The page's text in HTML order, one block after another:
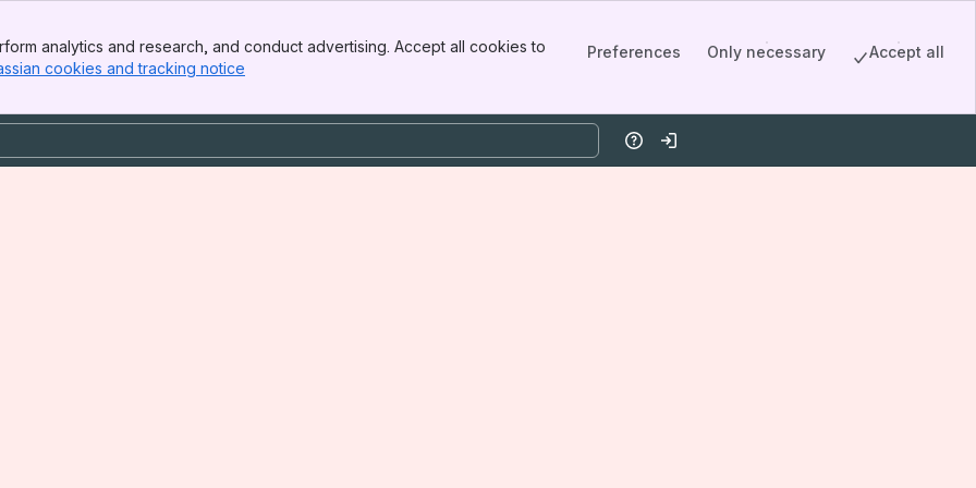
analytics and research, and conduct advertising. Accept all cookies to
cookies and tracking notice
Preferences Only necessary Accept all
HelpLog in